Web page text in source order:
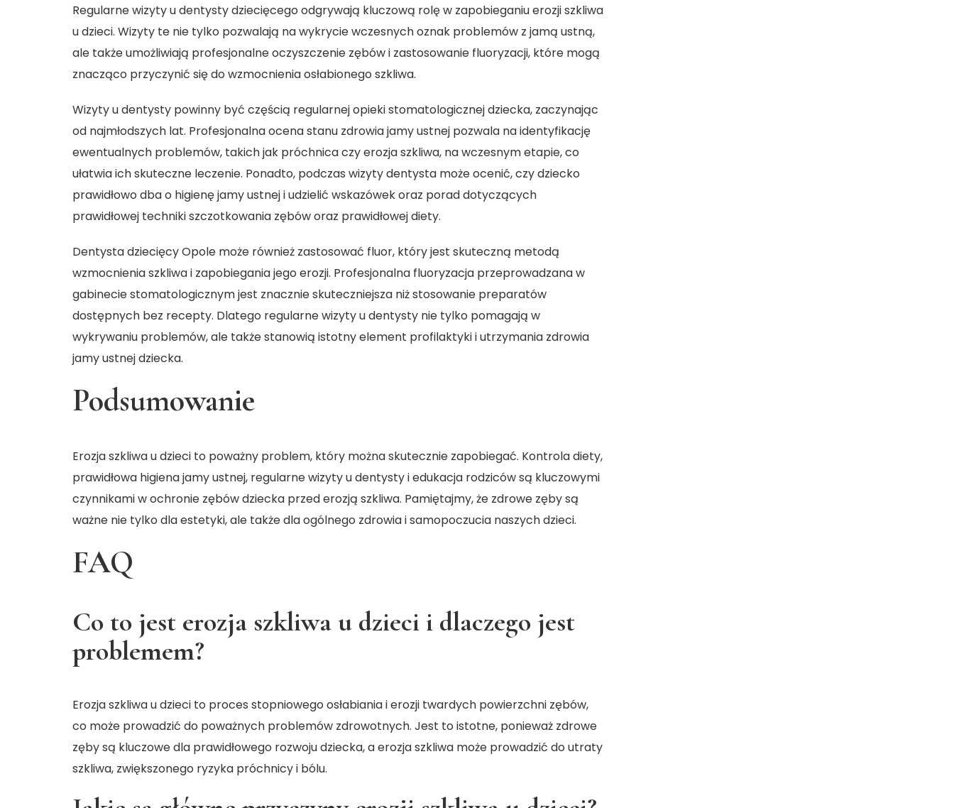
Regularnewizyty u dentysty dziecięcego odgrywają kluczową rolę w zapobieganiu erozji szkliwa
u dzieci. Wizyty te nie tylko pozwalają na wykrycie wczesnych oznak problemów z jamą ustną,
ale także umożliwiają profesjonalne oczyszczenie zębów i zastosowanie fluoryzacji, które mogą
znacząco przyczynić się do wzmocnienia osłabionego szkliwa.
Wizyty u dentysty powinny być częścią regularnej opieki stomatologicznej dziecka, zaczynając
od najmłodszych lat. Profesjonalna ocena stanu zdrowia jamy ustnej pozwala na identyfikację
ewentualnych problemów, takich jak próchnica czy erozja szkliwa, na wczesnym etapie, co
ułatwia ich skuteczne leczenie. Ponadto, podczas wizyty dentysta może ocenić, czy dziecko
prawidłowo dba o higienę jamy ustnej i udzielić wskazówek oraz porad dotyczących
prawidłowej techniki szczotkowania zębów oraz prawidłowej diety.
Dentysta dziecięcy Opole może również zastosować fluor, który jest skuteczną metodą
wzmocnienia szkliwa i zapobiegania jego erozji. Profesjonalna fluoryzacja przeprowadzana w
gabinecie stomatologicznym jest znacznie skuteczniejsza niż stosowanie preparatów
dostępnych bez recepty. Dlatego regularne wizyty u dentysty nie tylko pomagają w
wykrywaniu problemów, ale także stanowią istotny element profilaktyki i utrzymania zdrowia
jamy ustnej dziecka.
Podsumowanie
Erozja szkliwa u dzieci to poważny problem, który można skutecznie zapobiegać. Kontrola diety,
prawidłowa higiena jamy ustnej, regularne wizyty u dentysty i edukacja rodziców są kluczowymi
czynnikami w ochronie zębów dziecka przed erozją szkliwa. Pamiętajmy, że zdrowe zęby są
ważne nie tylko dla estetyki, ale także dla ogólnego zdrowia i samopoczucia naszych dzieci.
FAQ
Co to jest erozja szkliwa u dzieci i dlaczego jest
problemem?
Erozja szkliwa u dzieci to proces stopniowego osłabiania i erozji twardych powierzchni zębów,
co może prowadzić do poważnych problemów zdrowotnych. Jest to istotne, ponieważ zdrowe
zęby są kluczowe dla prawidłowego rozwoju dziecka, a erozja szkliwa może prowadzić do utraty
szkliwa, zwiększonego ryzyka próchnicy i bólu.